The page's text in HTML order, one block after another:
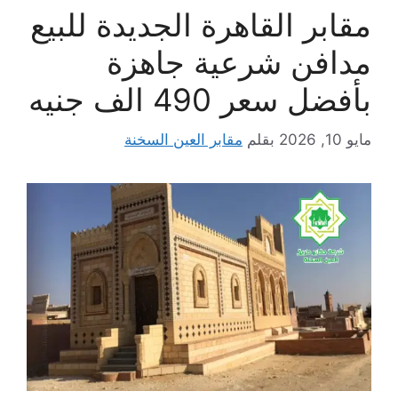
مقابر القاهرة الجديدة للبيع
مدافن شرعية جاهزة
بأفضل سعر 490 الف جنيه
مايو 10, 2026 بقلم مقابر العين السخنة